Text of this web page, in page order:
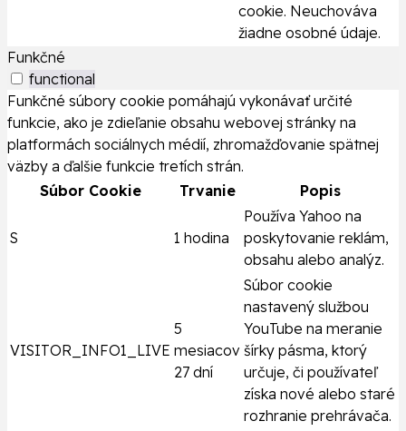
cookie. Neuchováva
žiadne osobné údaje.
Funkčné
functional
Funkčné súbory cookie pomáhajú vykonávať určité
funkcie, ako je zdieľanie obsahu webovej stránky na
platformách sociálnych médií, zhromažďovanie spätnej
väzby a ďalšie funkcie tretích strán.
Súbor Cookie
Trvanie Popis
S 1 hodina
Používa Yahoo na
poskytovanie reklám,
obsahu alebo analýz.
VISITOR_INFO1_LIVE
5
mesiacov
27 dní
Súbor cookie
nastavený službou
YouTube na meranie
šírky pásma, ktorý
určuje, či používateľ
získa nové alebo staré
rozhranie prehrávača.